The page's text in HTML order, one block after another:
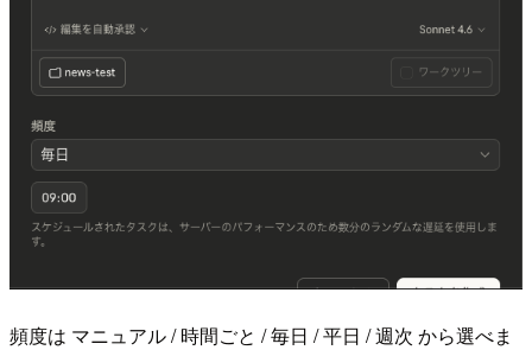
頻度は マニュアル / 時間ごと / 毎日 / 平日 / 週次 から選べま